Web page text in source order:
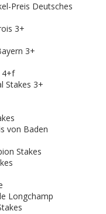
Preis Deutsches
3+
3+
4+f
Stakes 3+
von Baden
Stakes
Longchamp